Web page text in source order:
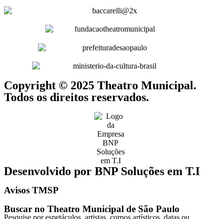
Copyright © 2025 Theatro Municipal.
Todos os direitos reservados.
Desenvolvido por BNP Soluções em T.I
Avisos TMSP
Buscar no Theatro Municipal de São Paulo
Pesquise por espetáculos, artistas, corpos artísticos, datas ou